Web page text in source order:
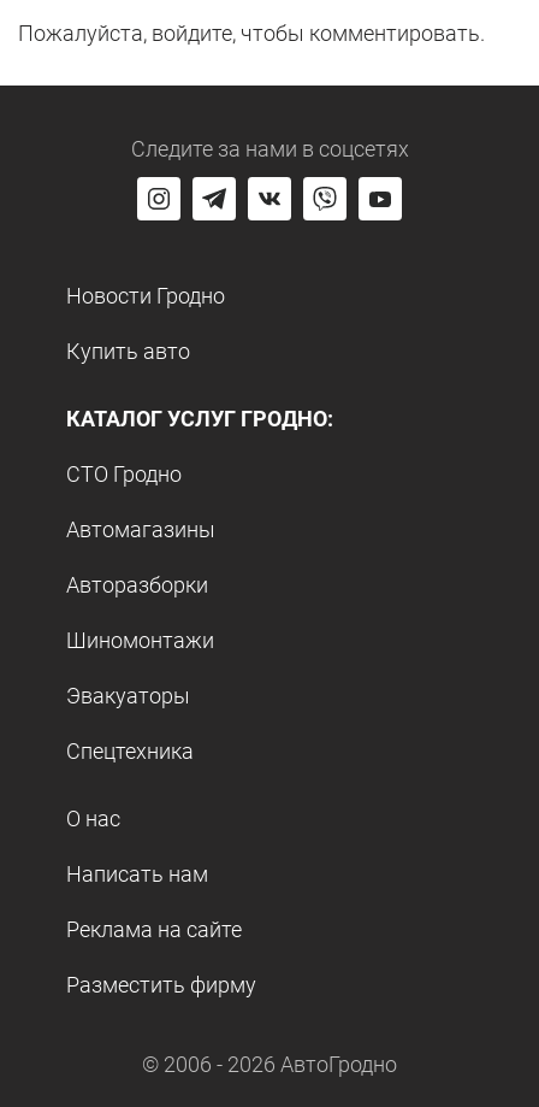
Пожалуйста, войдите, чтобы комментировать.
Следите за нами в соцсетях
Новости Гродно
Купить авто
КАТАЛОГ УСЛУГ ГРОДНО:
СТО Гродно
Автомагазины
Авторазборки
Шиномонтажи
Эвакуаторы
Спецтехника
О нас
Написать нам
Реклама на сайте
Разместить фирму
© 2006 - 2026 АвтоГродно